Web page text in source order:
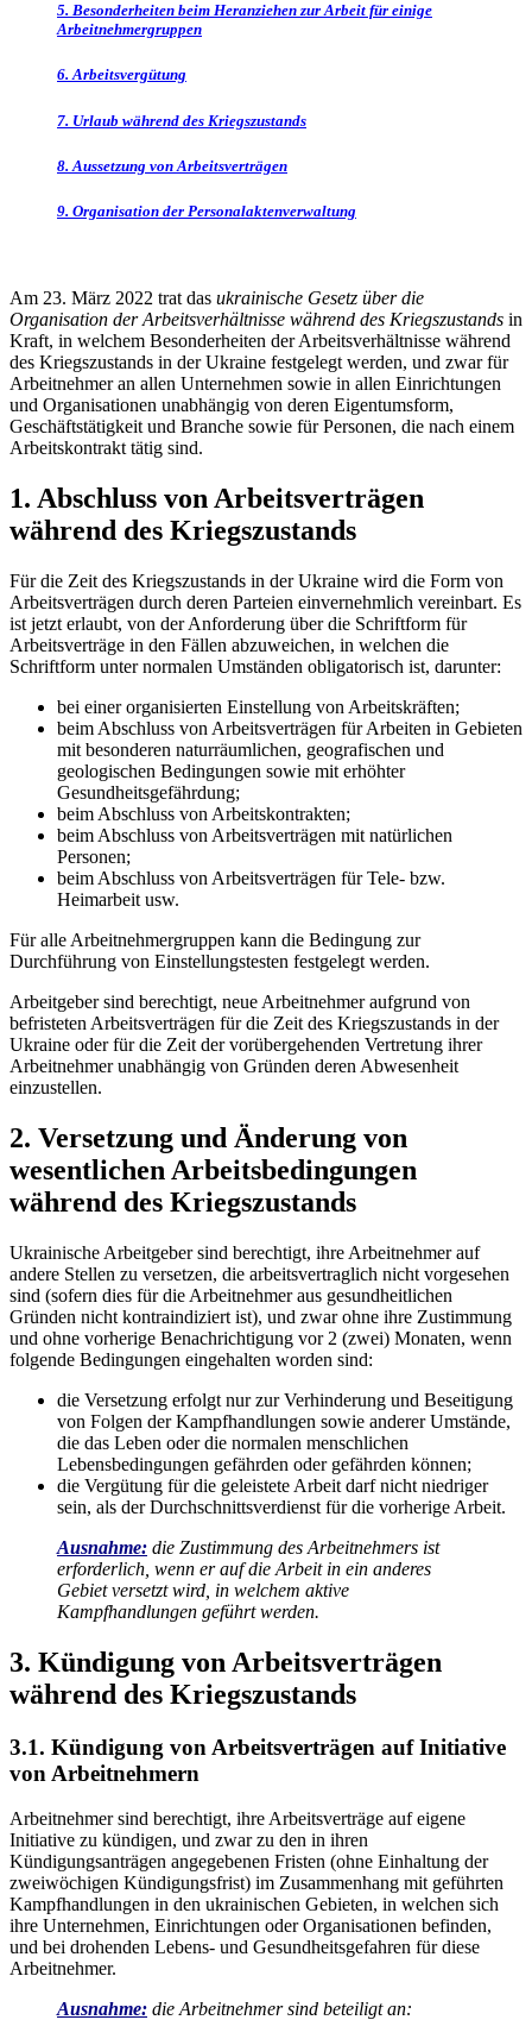
5. Besonderheiten beim Heranziehen zur Arbeit für einige
Arbeitnehmergruppen
6. Arbeitsvergütung
7. Urlaub während des Kriegszustands
8. Aussetzung von Arbeitsverträgen
9. Organisation der Personalaktenverwaltung
Am 23. März 2022 trat das ukrainische Gesetz über die
Organisation der Arbeitsverhältnisse während des Kriegszustands in
Kraft, in welchem Besonderheiten der Arbeitsverhältnisse während
des Kriegszustands in der Ukraine festgelegt werden, und zwar für
Arbeitnehmer an allen Unternehmen sowie in allen Einrichtungen
und Organisationen unabhängig von deren Eigentumsform,
Geschäftstätigkeit und Branche sowie für Personen, die nach einem
Arbeitskontrakt tätig sind.
1. Abschluss von Arbeitsverträgen
während des Kriegszustands
Für die Zeit des Kriegszustands in der Ukraine wird die Form von
Arbeitsverträgen durch deren Parteien einvernehmlich vereinbart. Es
ist jetzt erlaubt, von der Anforderung über die Schriftform für
Arbeitsverträge in den Fällen abzuweichen, in welchen die
Schriftform unter normalen Umständen obligatorisch ist, darunter:
bei einer organisierten Einstellung von Arbeitskräften;
beim Abschluss von Arbeitsverträgen für Arbeiten in Gebieten
mit besonderen naturräumlichen, geografischen und
geologischen Bedingungen sowie mit erhöhter
Gesundheitsgefährdung;
beim Abschluss von Arbeitskontrakten;
beim Abschluss von Arbeitsverträgen mit natürlichen
Personen;
beim Abschluss von Arbeitsverträgen für Tele- bzw.
Heimarbeit usw.
Für alle Arbeitnehmergruppen kann die Bedingung zur
Durchführung von Einstellungstesten festgelegt werden.
Arbeitgeber sind berechtigt, neue Arbeitnehmer aufgrund von
befristeten Arbeitsverträgen für die Zeit des Kriegszustands in der
Ukraine oder für die Zeit der vorübergehenden Vertretung ihrer
Arbeitnehmer unabhängig von Gründen deren Abwesenheit
einzustellen.
2. Versetzung und Änderung von
wesentlichen Arbeitsbedingungen
während des Kriegszustands
Ukrainische Arbeitgeber sind berechtigt, ihre Arbeitnehmer auf
andere Stellen zu versetzen, die arbeitsvertraglich nicht vorgesehen
sind (sofern dies für die Arbeitnehmer aus gesundheitlichen
Gründen nicht kontraindiziert ist), und zwar ohne ihre Zustimmung
und ohne vorherige Benachrichtigung vor 2 (zwei) Monaten, wenn
folgende Bedingungen eingehalten worden sind:
die Versetzung erfolgt nur zur Verhinderung und Beseitigung
von Folgen der Kampfhandlungen sowie anderer Umstände,
die das Leben oder die normalen menschlichen
Lebensbedingungen gefährden oder gefährden können;
die Vergütung für die geleistete Arbeit darf nicht niedriger
sein, als der Durchschnittsverdienst für die vorherige Arbeit.
Ausnahme: die Zustimmung des Arbeitnehmers ist
erforderlich, wenn er auf die Arbeit in ein anderes
Gebiet versetzt wird, in welchem aktive
Kampfhandlungen geführt werden.
3. Kündigung von Arbeitsverträgen
während des Kriegszustands
3.1. Kündigung von Arbeitsverträgen auf Initiative
von Arbeitnehmern
Arbeitnehmer sind berechtigt, ihre Arbeitsverträge auf eigene
Initiative zu kündigen, und zwar zu den in ihren
Kündigungsanträgen angegebenen Fristen (ohne Einhaltung der
zweiwöchigen Kündigungsfrist) im Zusammenhang mit geführten
Kampfhandlungen in den ukrainischen Gebieten, in welchen sich
ihre Unternehmen, Einrichtungen oder Organisationen befinden,
und bei drohenden Lebens- und Gesundheitsgefahren für diese
Arbeitnehmer.
Ausnahme: die Arbeitnehmer sind beteiligt an: